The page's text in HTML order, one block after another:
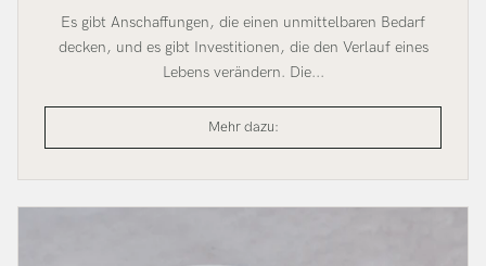
Es gibt Anschaffungen, die einen unmittelbaren Bedarf
decken, und es gibt Investitionen, die den Verlauf eines
Lebens verändern. Die...
Mehr dazu:Investiere
die
die
erfüllt